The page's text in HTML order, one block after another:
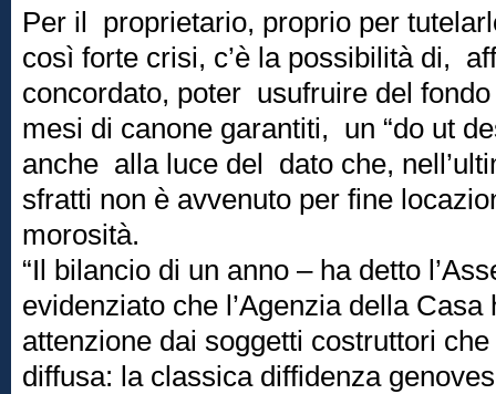
Per il proprietario, proprio per
così forte crisi, c’è la possibilità di,
concordato, poter usufruire del
mesi di canone garantiti, un “do ut
anche alla luce del dato che,
sfratti non è avvenuto per fine
morosità.
“Il bilancio di un anno – ha detto
evidenziato che l’Agenzia della Casa
attenzione dai soggetti costruttori
diffusa: la classica diffidenza